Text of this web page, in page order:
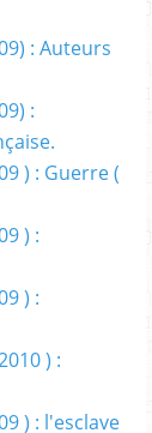
: Auteurs
:
) : Guerre (
) :
) :
) :
) : l'esclave